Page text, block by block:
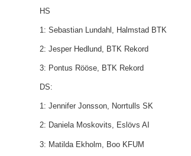
HS
1: Sebastian Lundahl, Halmstad BTK
2: Jesper Hedlund, BTK Rekord
3: Pontus Rööse, BTK Rekord
DS:
1: Jennifer Jonsson, Norrtulls SK
2: Daniela Moskovits, Eslövs AI
3: Matilda Ekholm, Boo KFUM